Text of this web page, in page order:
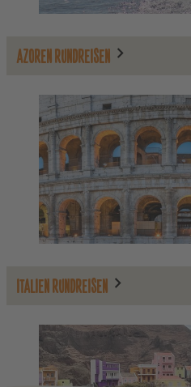
AZOREN RUNDREISEN
ITALIEN RUNDREISEN